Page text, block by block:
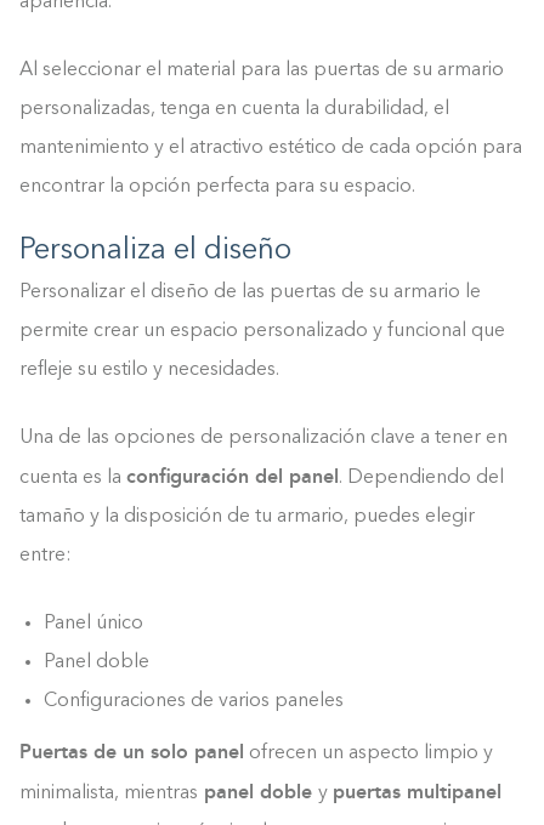
Al seleccionar el material para las puertas de su armario
personalizadas, tenga en cuenta la durabilidad, el
mantenimiento y el atractivo estético de cada opción para
encontrar la opción perfecta para su espacio.
Personaliza el diseño
Personalizar el diseño de las puertas de su armario le
permite crear un espacio personalizado y funcional que
refleje su estilo y necesidades.
Una de las opciones de personalización clave a tener en
cuenta es la configuración del panel. Dependiendo del
tamaño y la disposición de tu armario, puedes elegir
entre:
Panel único
Panel doble
Configuraciones de varios paneles
Puertas de un solo panel ofrecen un aspecto limpio y
minimalista, mientras panel doble y puertas multipanel
Construyendo el